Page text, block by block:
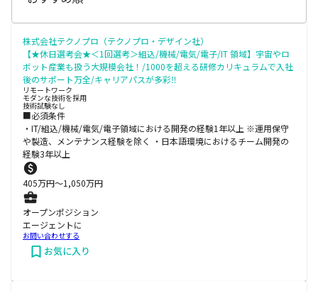
株式会社テクノプロ（テクノプロ・デザイン社）
【★休日選考会★＜1回選考＞組込/機械/電気/電子/IT 領域】宇宙やロ
ボット産業も扱う大規模会社！/1000を超える研修カリキュラムで入社
後のサポート万全/キャリアパスが多彩‼
リモートワーク
モダンな技術を採用
技術試験なし
■必須条件
・IT/組込/機械/電気/電子領域における開発の経験1年以上 ※運用保守
や製造、メンテナンス経験を除く ・日本語環境におけるチーム開発の
経験3年以上
405万円〜1,050万円
オープンポジション
エージェントに
お問い合わせする
お気に入り